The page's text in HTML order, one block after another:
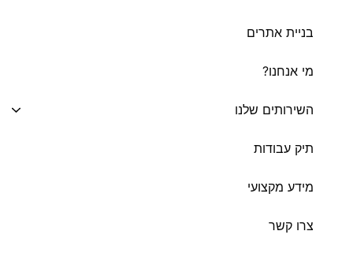
בניית אתרים
מי אנחנו?
השירותים שלנו
תיק עבודות
מידע מקצועי
צרו קשר